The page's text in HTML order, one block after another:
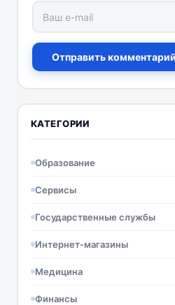
Отправить комментарий
КАТЕГОРИИ
Образование
Сервисы
Государственные службы
Интернет-магазины
Медицина
Финансы